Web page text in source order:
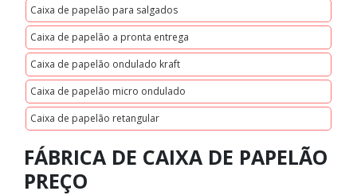
Caixa de papelão para salgados
Caixa de papelão a pronta entrega
Caixa de papelão ondulado kraft
Caixa de papelão micro ondulado
Caixa de papelão retangular
FÁBRICA DE CAIXA DE PAPELÃO
PREÇO